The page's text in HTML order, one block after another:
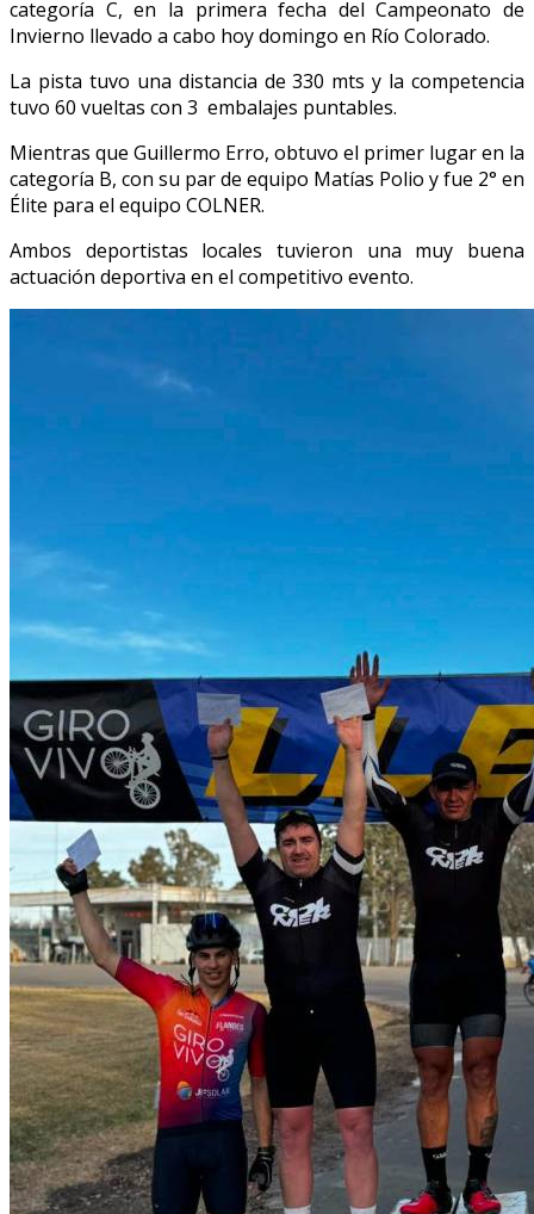
categoría C, en la primera fecha del Campeonato de
Invierno llevado a cabo hoy domingo en Río Colorado.
La pista tuvo una distancia de 330 mts y la competencia
tuvo 60 vueltas con 3 embalajes puntables.
Mientras que Guillermo Erro, obtuvo el primer lugar en la
categoría B, con su par de equipo Matías Polio y fue 2° en
Élite para el equipo COLNER.
Ambos deportistas locales tuvieron una muy buena
actuación deportiva en el competitivo evento.